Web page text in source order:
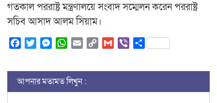
গতকাল পররাষ্ট্র মন্ত্রণালয়ে সংবাদ সম্মেলন করেন পররাষ্ট্র
সচিব আসাদ আলম সিয়াম।
FacebookTwitterMessenger
WhatsApp
Email Copy
Gmail ViberShare
আপনার মতামত লিখুন :